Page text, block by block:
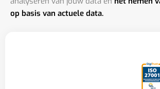
op basis van actuele data.